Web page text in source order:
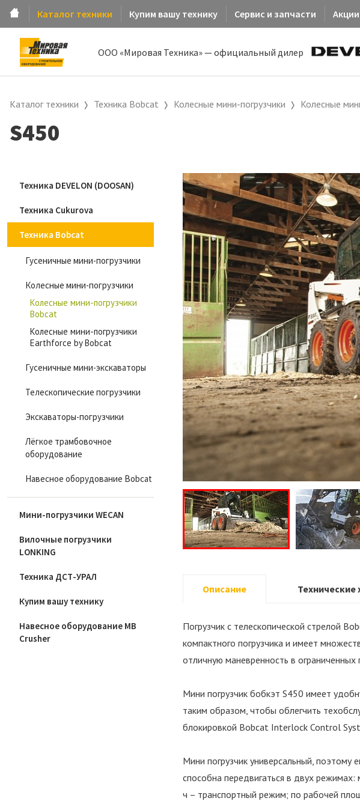
Каталог техники Купим вашу технику Сервис и запчасти Акции
ООО «Мировая Техника» — официальный дилер
Каталог техники Техника Bobcat Колесные мини-погрузчики Колесные
S450
Техника DEVELON (DOOSAN)
Техника Cukurova
Техника Bobcat
Гусеничные мини-погрузчики
Колесные мини-погрузчики
Колесные мини-погрузчики
Bobcat
Колесные мини-погрузчики
Earthforce by Bobcat
Гусеничные мини-экскаваторы
Телескопические погрузчики
Экскаваторы-погрузчики
Лёгкое трамбовочное
оборудование
Навесное оборудование Bobcat
Мини-погрузчики WECAN
Вилочные погрузчики
LONKING
Техника ДСТ-УРАЛ
Купим вашу технику
Навесное оборудование MB
Crusher
Описание Технические
Погрузчик с телескопической стрелой
компактного погрузчика и имеет
отличную маневренность в ограниченных
Мини погрузчик бобкэт S450 имеет
таким образом, чтобы облегчить
блокировкой Bobcat Interlock Control
Мини погрузчик универсальный, поэтому
способна передвигаться в двух
ч – транспортный режим; по рабочей